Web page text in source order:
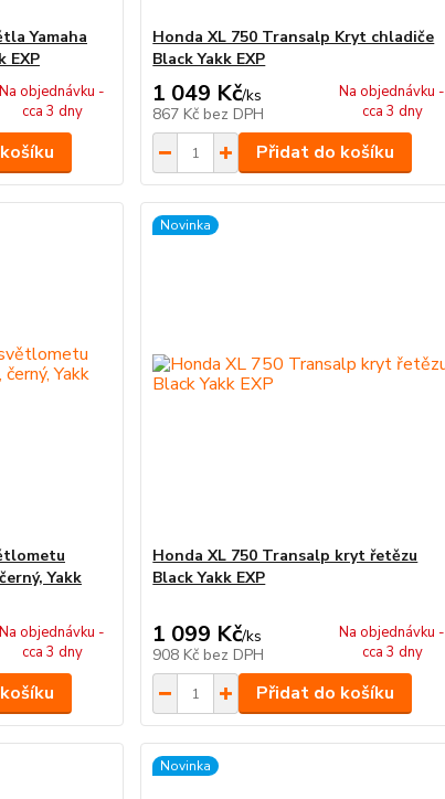
Yamaha
EXP
Na objednávku -
cca 3 dny
Honda XL 750 Transalp Kryt chladiče
Black Yakk EXP
1 049 Kč/ks
867 Kč bez DPH
Na objednávku -
cca 3 dny
Přidat do košíku
Yakk
Na objednávku -
cca 3 dny
Novinka
Honda XL 750 Transalp kryt řetězu
Black Yakk EXP
1 099 Kč/ks
908 Kč bez DPH
Na objednávku -
cca 3 dny
Přidat do košíku
Novinka